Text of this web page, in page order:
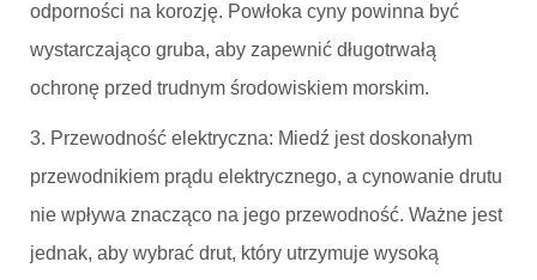
odporności na korozję. Powłoka cyny powinna być
wystarczająco gruba, aby zapewnić długotrwałą
ochronę przed trudnym środowiskiem morskim.
3. Przewodność elektryczna: Miedź jest doskonałym
przewodnikiem prądu elektrycznego, a cynowanie drutu
nie wpływa znacząco na jego przewodność. Ważne jest
jednak, aby wybrać drut, który utrzymuje wysoką